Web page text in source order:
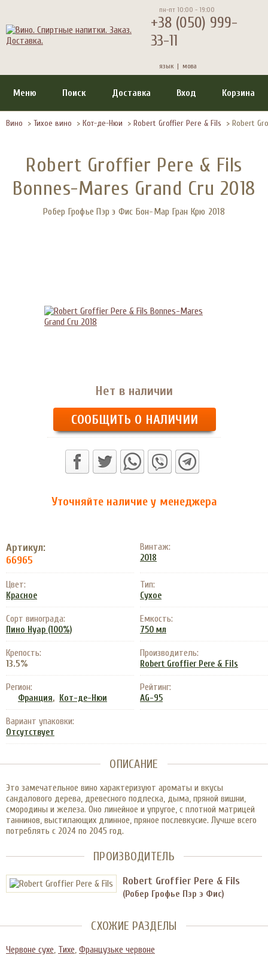
пн-пт 10:00 - 19:00
+38 (050) 999-
33-11
язык | мова
Меню Поиск Доставка Вход Корзина
Вино > Тихое вино > Кот-де-Нюи > Robert Groffier Pere & Fils > Robert
Robert Groffier Pere & Fils
Bonnes-Mares Grand Cru 2018
Робер Грофье Пэр э Фис Бон-Мар Гран Крю 2018
Нет в наличии
СООБЩИТЬ О НАЛИЧИИ
Уточняйте наличие у менеджера
Артикул:
66965
Винтаж:
2018
Цвет:
Красное
Тип:
Сухое
Сорт винограда:
Пино Нуар (100%)
Емкость:
750 мл
Крепость:
13.5%
Производитель:
Robert Groffier Pere & Fils
Регион:
Франция, Кот-де-Нюи
Рейтинг:
AG-95
Вариант упаковки:
Отсутствует
ОПИСАНИЕ
Это замечательное вино характеризуют ароматы и вкусы
сандалового дерева, древесного подлеска, дыма, пряной вишни,
смородины и железа. Оно линейное и упругое, с плотной матрицей
таннинов, выстилающих длинное, пряное послевкусие. Лучше всего
потреблять с 2024 по 2045 год.
ПРОИЗВОДИТЕЛЬ
Robert Groffier Pere & Fils
(Робер Грофье Пэр э Фис)
СХОЖИЕ РАЗДЕЛЫ
Червоне сухе, Тихе, Французьке червоне